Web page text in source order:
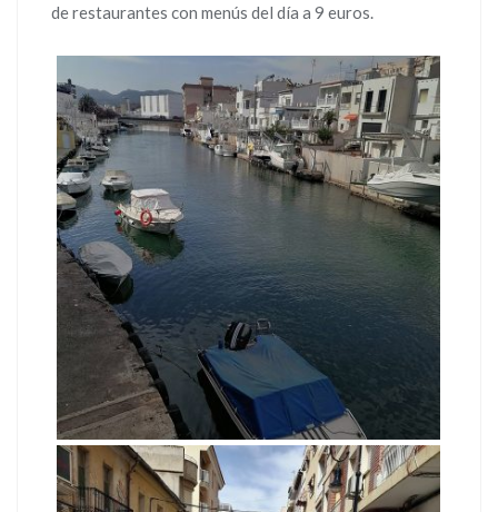
de restaurantes con menús del día a 9 euros.